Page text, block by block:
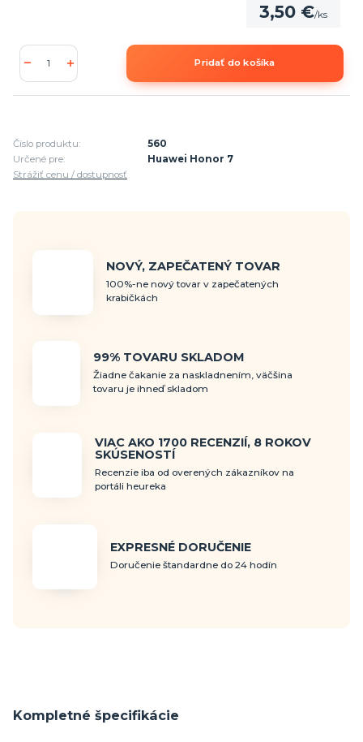
3,50 €/ks
Pridať do košíka
Číslo produktu:
560
Určené pre:
Huawei Honor 7
Strážiť cenu / dostupnosť
NOVÝ, ZAPEČATENÝ TOVAR
100%-ne nový tovar v zapečatených
krabičkách
99% TOVARU SKLADOM
Žiadne čakanie za naskladnením, väčšina
tovaru je ihneď skladom
VIAC AKO 1700 RECENZIÍ, 8 ROKOV
SKÚSENOSTÍ
Recenzie iba od overených zákazníkov na
portáli heureka
EXPRESNÉ DORUČENIE
Doručenie štandardne do 24 hodín
Kompletné špecifikácie